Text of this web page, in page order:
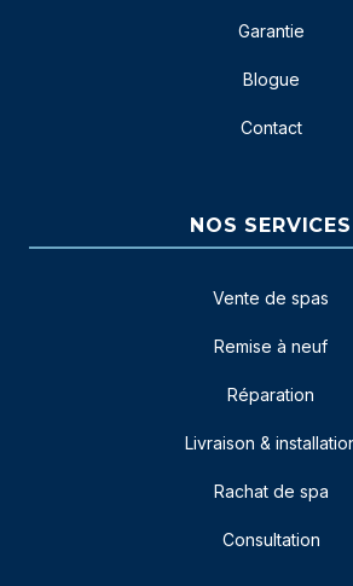
Garantie
Blogue
Contact
NOS SERVICES
Vente de spas
Remise à neuf
Réparation
Livraison &
Rachat de spa
Consultation